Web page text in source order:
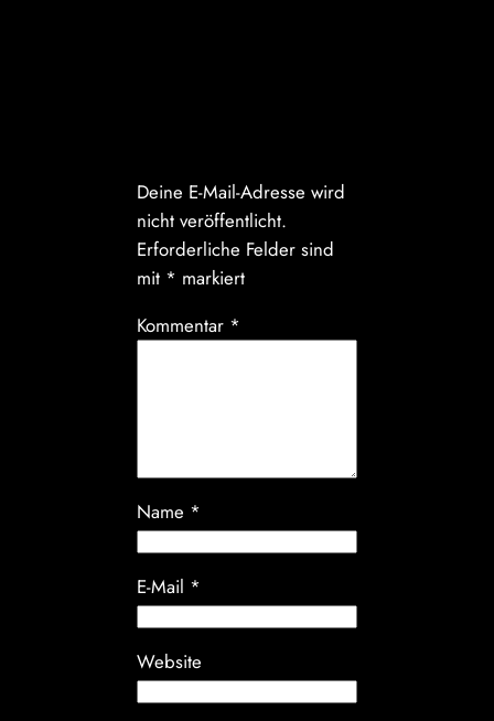
Deine E-Mail-Adresse wird
nicht veröffentlicht.
Erforderliche Felder sind
mit * markiert
Kommentar *
Name *
E-Mail *
Website